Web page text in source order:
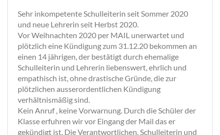
Sehr inkompetente Schulleiterin seit Sommer 2020
und neue Lehrerin seit Herbst 2020.
Vor Weihnachten 2020 per MAIL unerwartet und
plötzlich eine Kündigung zum 31.12.20 bekommen an
einen 14 jährigen, der bestätigt durch ehemalige
Schulleiterin und Lehrerin liebenswert, ehrlich und
empathisch ist, ohne drastische Gründe, die zur
plötzlichen ausserordentlichen Kündigung
verhältnismäßig sind.
Kein Anruf , keine Vorwarnung. Durch die Schüler der
Klasse erfuhren wir vor Eingang der Mail das er
gekündigt ist. Die Verantwortlichen, Schulleiterin und